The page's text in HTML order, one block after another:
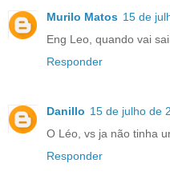
Murilo Matos 15 de
Eng Leo, quando vai
Responder
Danillo 15 de julho de
O Léo, vs ja não tinha
Responder